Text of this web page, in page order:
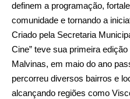
definem a programação,
comunidade e tornando a
Criado pela Secretaria
Cine” teve sua primeira
Malvinas, em maio do ano
percorreu diversos bairros e
alcançando regiões como